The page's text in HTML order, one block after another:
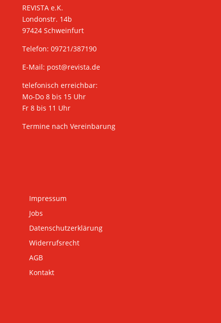
REVISTA e.K.
Londonstr. 14b
97424 Schweinfurt
Telefon: 09721/387190
E-Mail: post@revista.de
telefonisch erreichbar:
Mo-Do 8 bis 15 Uhr
Fr 8 bis 11 Uhr
Termine nach Vereinbarung
Impressum
Jobs
Datenschutzerklärung
Widerrufsrecht
AGB
Kontakt